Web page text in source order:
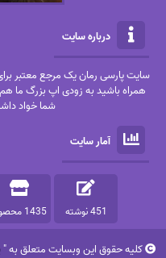
درباره سایت
سایت پارسی رمان یک مرجع معتبر
همراه باشید به زودی اپ بزرگ ما
شما خواد
آمار سایت
451 نوشته 1435 محصول
کلیه حقوق این وبسایت متعلق به "